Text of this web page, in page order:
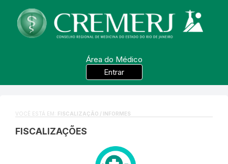
Área do Médico
Entrar
VOCÊ ESTÁ EM: FISCALIZAÇÃO / INFORMES
FISCALIZAÇÕES